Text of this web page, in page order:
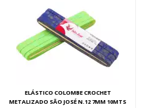
ELÁSTICO COLOMBE CROCHET
METALIZADO SÃO JOSÉ N.12 7MM 10MTS